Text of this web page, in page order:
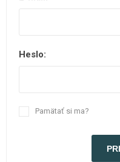
Heslo:
Pamätať si ma?